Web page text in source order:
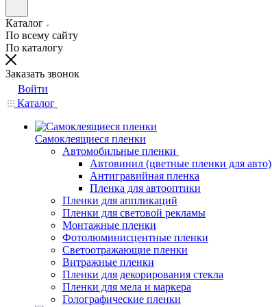
Каталог
По всему сайту
По каталогу
Заказать звонок
Войти
Каталог
Самоклеящиеся пленки
Автомобильные пленки
Автовинил (цветные пленки для авто)
Антигравийная пленка
Пленка для автооптики
Пленки для аппликаций
Пленки для световой рекламы
Монтажные пленки
Фотолюминисцентные пленки
Светоотражающие пленки
Витражные пленки
Пленки для декорирования стекла
Пленки для мела и маркера
Голографические пленки